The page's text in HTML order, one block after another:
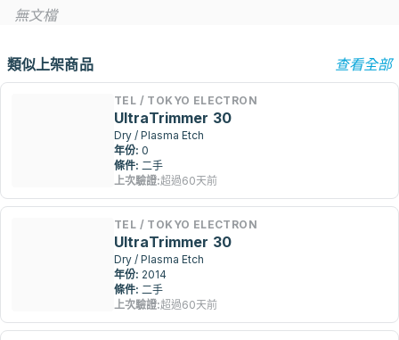
無文檔
類似上架商品 查看全部
TEL / TOKYO ELECTRON
UltraTrimmer 30
Dry / Plasma Etch
年份: 0
條件: 二手
上次驗證:超過60天前
TEL / TOKYO ELECTRON
UltraTrimmer 30
Dry / Plasma Etch
年份: 2014
條件: 二手
上次驗證:超過60天前